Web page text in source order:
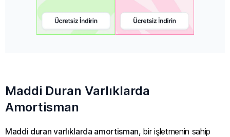
Maddi Duran Varlıklarda
Amortisman
Maddi duran varlıklarda amortisman, bir işletmenin sahip